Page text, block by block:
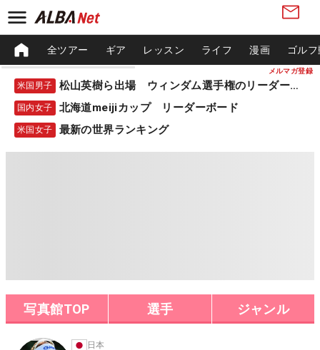
メルマガ登録
全ツアー ギア レッスン ライフ 漫画 ゴル
米国男子 松山英樹ら出場 ウィンダム選手権のリーダーボード
国内女子 北海道meijiカップ リーダーボード
米国女子 最新の世界ランキング
写真館TOP 選手 ジャンル
日本